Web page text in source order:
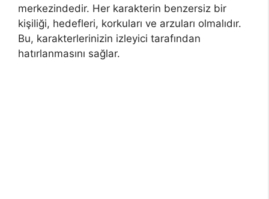
merkezindedir. Her karakterin benzersiz bir
kişiliği, hedefleri, korkuları ve arzuları olmalıdır.
Bu, karakterlerinizin izleyici tarafından
hatırlanmasını sağlar.